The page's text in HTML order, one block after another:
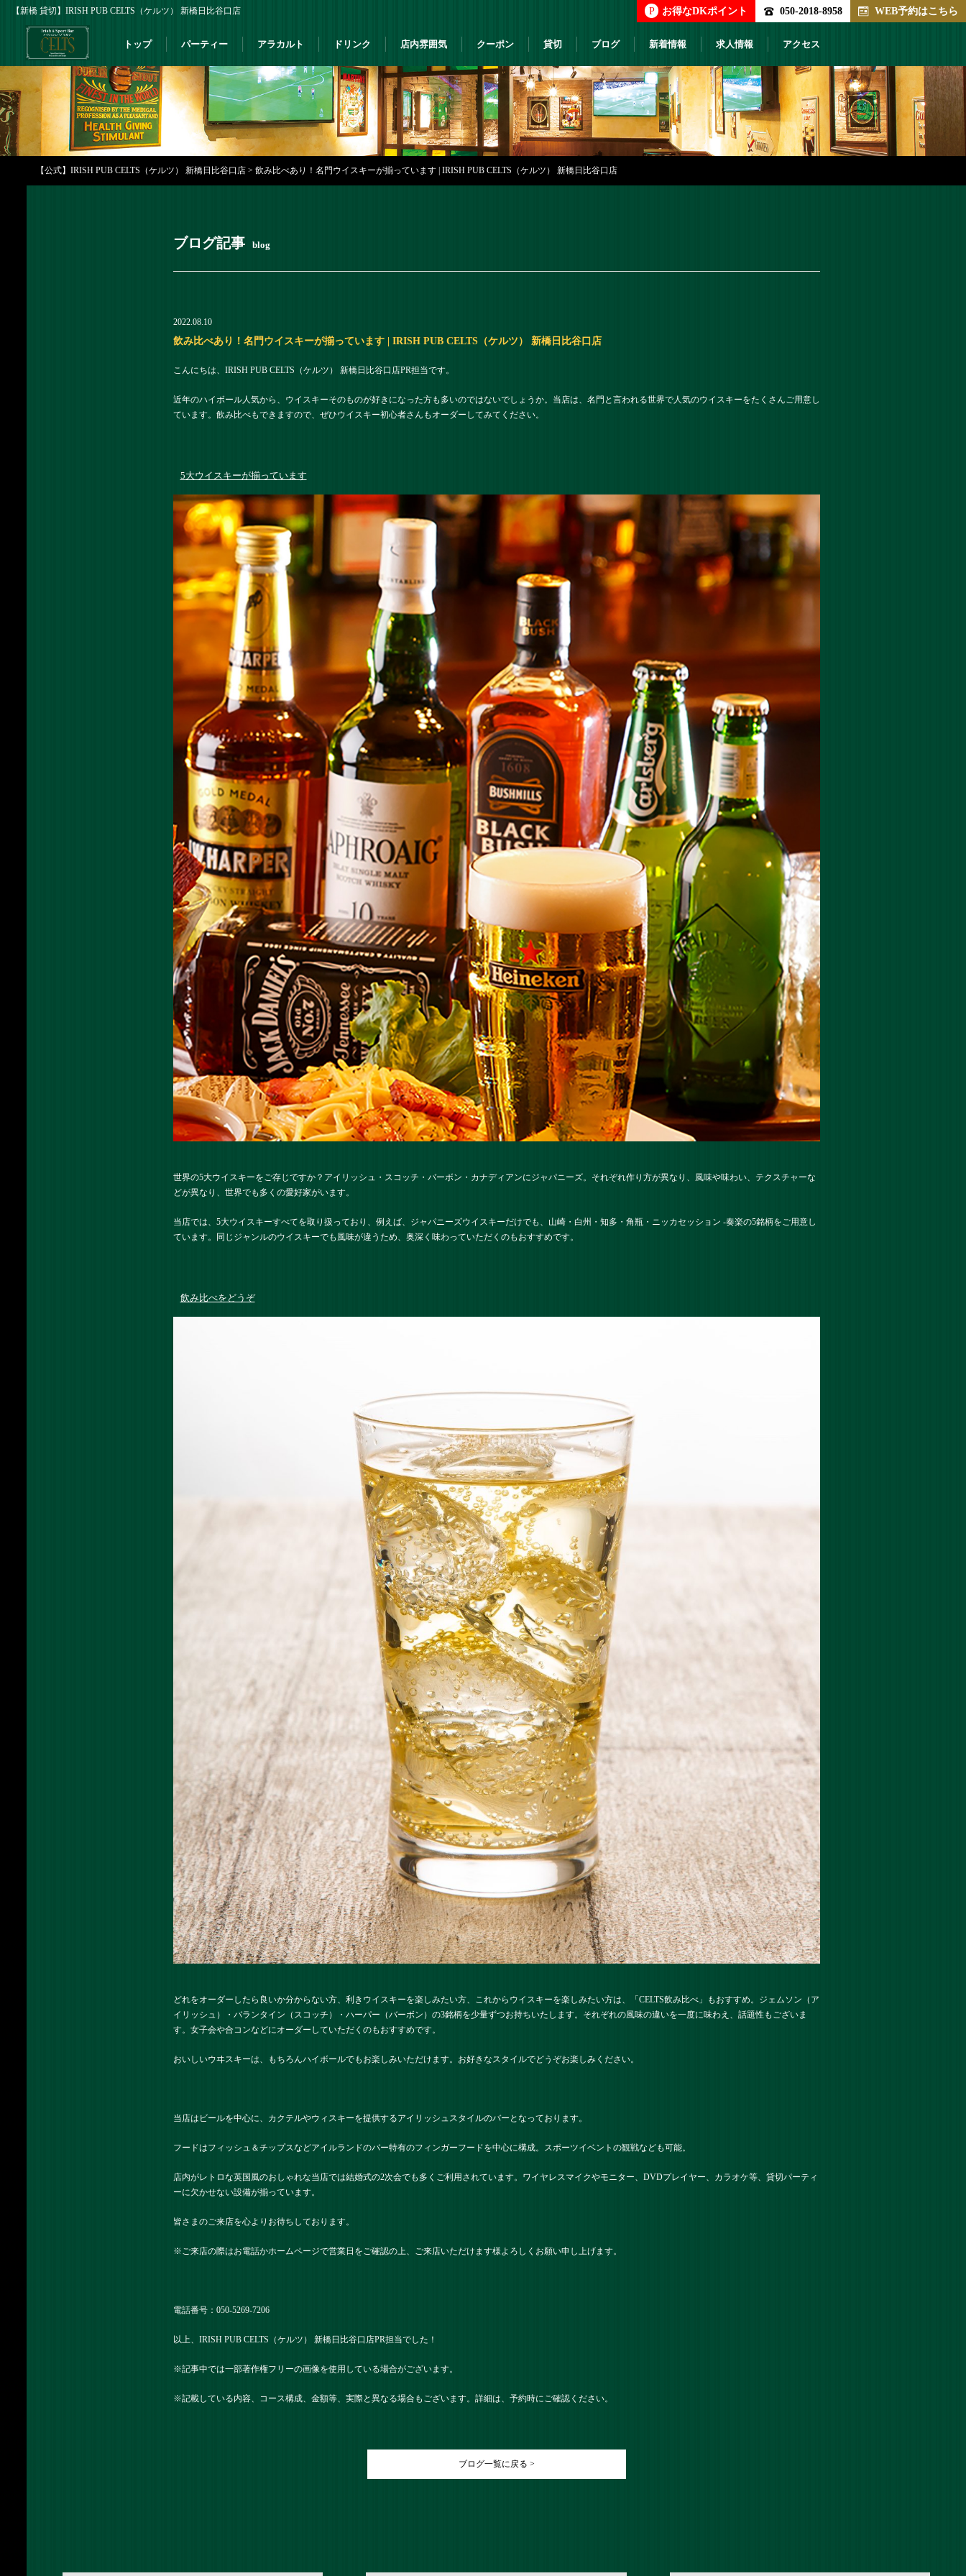
【新橋 貸切】IRISH PUB CELTS（ケルツ） 新橋日比谷口店 P お得なDKポイント 050-2018-8958 WEB予約はこちら
トップ パーティー アラカルト ドリンク 店内雰囲気 クーポン 貸切 ブログ 新着情報 求人情報 アクセス
【公式】IRISH PUB CELTS（ケルツ） 新橋日比谷口店 > 飲み比べあり！名門ウイスキーが揃っています | IRISH PUB CELTS（ケルツ） 新橋日比谷口店
ブログ記事 blog
2022.08.10
飲み比べあり！名門ウイスキーが揃っています | IRISH PUB CELTS（ケルツ） 新橋日比谷口店
こんにちは、IRISH PUB CELTS（ケルツ） 新橋日比谷口店PR担当です。
近年のハイボール人気から、ウイスキーそのものが好きになった方も多いのではないでしょうか。当店は、名門と言われる世界で人気のウイスキーをたくさんご用意し
ています。飲み比べもできますので、ぜひウイスキー初心者さんもオーダーしてみてください。
5大ウイスキーが揃っています
世界の5大ウイスキーをご存じですか？アイリッシュ・スコッチ・バーボン・カナディアンにジャパニーズ。それぞれ作り方が異なり、風味や味わい、テクスチャーな
どが異なり、世界でも多くの愛好家がいます。
当店では、5大ウイスキーすべてを取り扱っており、例えば、ジャパニーズウイスキーだけでも、山崎・白州・知多・角瓶・ニッカセッション -奏楽の5銘柄をご用意し
ています。同じジャンルのウイスキーでも風味が違うため、奥深く味わっていただくのもおすすめです。
飲み比べをどうぞ
どれをオーダーしたら良いか分からない方、利きウイスキーを楽しみたい方、これからウイスキーを楽しみたい方は、「CELTS飲み比べ」もおすすめ。ジェムソン（ア
イリッシュ）・バランタイン（スコッチ）・ハーパー（バーボン）の3銘柄を少量ずつお持ちいたします。それぞれの風味の違いを一度に味わえ、話題性もございま
す。女子会や合コンなどにオーダーしていただくのもおすすめです。
おいしいウヰスキーは、もちろんハイボールでもお楽しみいただけます。お好きなスタイルでどうぞお楽しみください。
当店はビールを中心に、カクテルやウィスキーを提供するアイリッシュスタイルのバーとなっております。
フードはフィッシュ＆チップスなどアイルランドのバー特有のフィンガーフードを中心に構成。スポーツイベントの観戦なども可能。
店内がレトロな英国風のおしゃれな当店では結婚式の2次会でも多くご利用されています。ワイヤレスマイクやモニター、DVDプレイヤー、カラオケ等、貸切パーティ
ーに欠かせない設備が揃っています。
皆さまのご来店を心よりお待ちしております。
※ご来店の際はお電話かホームページで営業日をご確認の上、ご来店いただけます様よろしくお願い申し上げます。
電話番号：050-5269-7206
以上、IRISH PUB CELTS（ケルツ） 新橋日比谷口店PR担当でした！
※記事中では一部著作権フリーの画像を使用している場合がございます。
※記載している内容、コース構成、金額等、実際と異なる場合もございます。詳細は、予約時にご確認ください。
ブログ一覧に戻る >